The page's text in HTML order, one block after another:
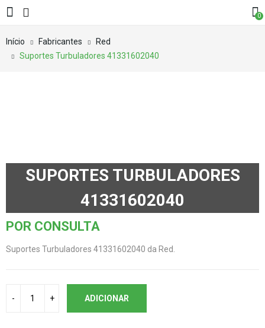
0
Início Fabricantes
Red
Suportes Turbuladores 41331602040
SUPORTES TURBULADORES
41331602040
POR CONSULTA
Suportes Turbuladores 41331602040 da Red.
ADICIONAR